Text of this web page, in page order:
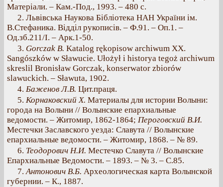
Матеріали. – Кам.-Под., 1993. – 480 с.
2. Львівська Наукова Бібліотека НАН України ім.
В.Стефаника. Відділ рукописів. – Ф.91. – Оп.1. –
Од.зб.211/І. – Арк.1-50.
3. Gorczak B. Katalog rękopisow archiwum XX.
Sangószków w Sławucie. Ułożył i historya tegoż archiwum
skreslil Bronisław Gorczak, konserwator zbiorów
slawuckich. – Sławuta, 1902.
4. Баженов Л.В. Цит.праця.
5. Корнаковский Х. Материалы для истории Волыни:
города на Волыни // Волынские епархиальные
ведомости. – Житомир, 1862-1864; Пероговский В.И.
Местечки Заславского уезда: Славута // Волынские
епархиальные ведомости. – Житомир, 1868. – № 89.
6. Теодорович Н.И. Местечко Славута // Волынские
Епархиальные Ведомости. – 1893. – № 3. – С.85.
7.Антонович В.Б. Археологическая карта Волынской
губернии. – К., 1887.